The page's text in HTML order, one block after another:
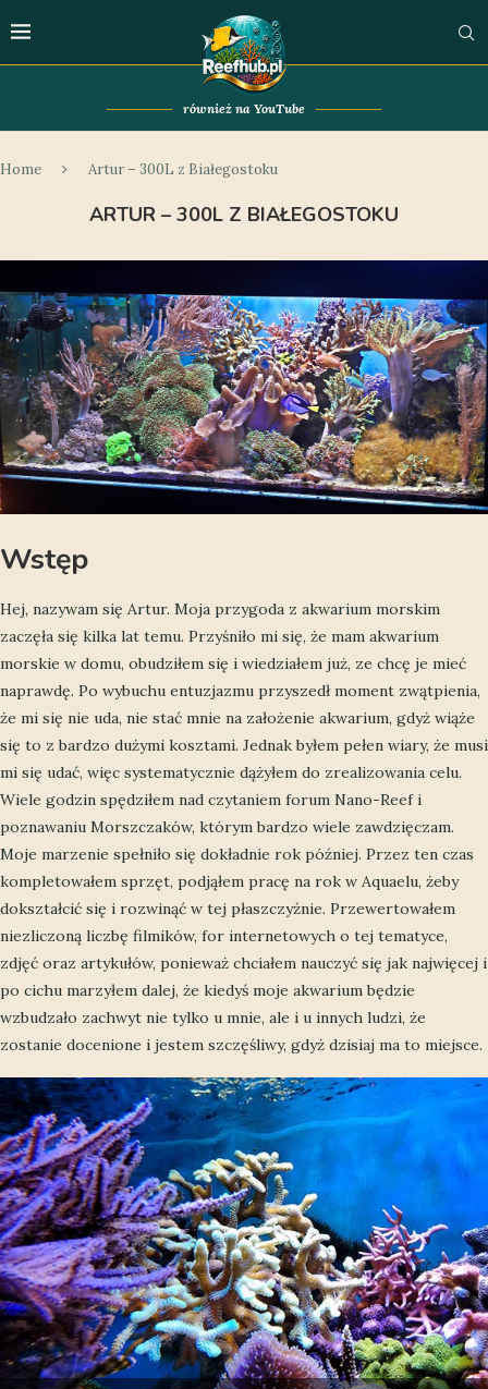
również na YouTube
Home Artur – 300L z Białegostoku
ARTUR – 300L Z BIAŁEGOSTOKU
Wstęp
Hej, nazywam się Artur. Moja przygoda z akwarium morskim
zaczęła się kilka lat temu. Przyśniło mi się, że mam akwarium
morskie w domu, obudziłem się i wiedziałem już, ze chcę je mieć
naprawdę. Po wybuchu entuzjazmu przyszedł moment zwątpienia,
że mi się nie uda, nie stać mnie na założenie akwarium, gdyż wiąże
się to z bardzo dużymi kosztami. Jednak byłem pełen wiary, że musi
mi się udać, więc systematycznie dążyłem do zrealizowania celu.
Wiele godzin spędziłem nad czytaniem forum Nano-Reef i
poznawaniu Morszczaków, którym bardzo wiele zawdzięczam.
Moje marzenie spełniło się dokładnie rok później. Przez ten czas
kompletowałem sprzęt, podjąłem pracę na rok w Aquaelu, żeby
dokształcić się i rozwinąć w tej płaszczyźnie. Przewertowałem
niezliczoną liczbę filmików, for internetowych o tej tematyce,
zdjęć oraz artykułów, ponieważ chciałem nauczyć się jak najwięcej i
po cichu marzyłem dalej, że kiedyś moje akwarium będzie
wzbudzało zachwyt nie tylko u mnie, ale i u innych ludzi, że
zostanie docenione i jestem szczęśliwy, gdyż dzisiaj ma to miejsce.